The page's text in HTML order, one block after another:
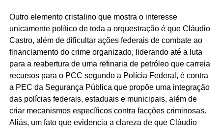
Outro elemento cristalino que mostra o interesse
unicamente político de toda a orquestração é que Cláudio
Castro, além de dificultar ações federais de combate ao
financiamento do crime organizado, liderando até a luta
para a reabertura de uma refinaria de petróleo que carreia
recursos para o PCC segundo a Polícia Federal, é contra
a PEC da Segurança Pública que propõe uma integração
das polícias federais, estaduais e municipais, além de
criar mecanismos específicos contra facções criminosas.
Aliás, um fato que evidencia a clareza de que Cláudio